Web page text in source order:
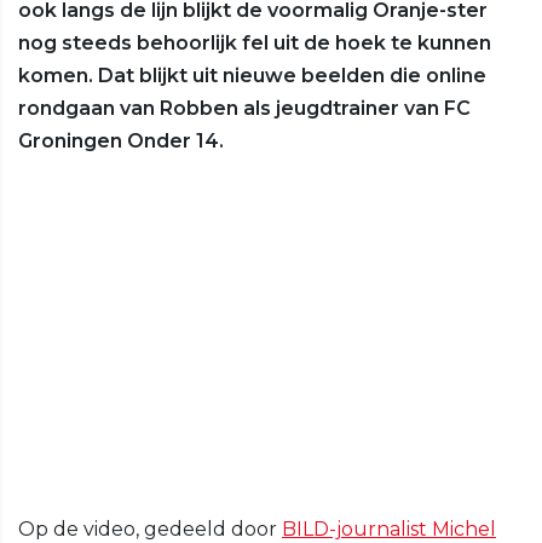
ook langs de lijn blijkt de voormalig Oranje-ster
nog steeds behoorlijk fel uit de hoek te kunnen
komen. Dat blijkt uit nieuwe beelden die online
rondgaan van Robben als jeugdtrainer van FC
Groningen Onder 14.
Op de video, gedeeld door BILD-journalist Michel